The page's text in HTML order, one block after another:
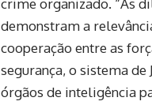
crime organizado. “As
demonstram a
cooperação entre as
segurança, o sistema de
órgãos de inteligência